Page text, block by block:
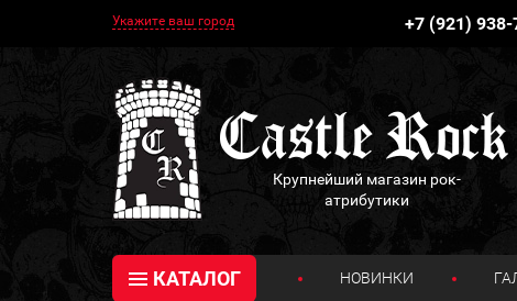
Укажите ваш город +7 (921) 938-
Крупнейший магазин рок-
атрибутики
КАТАЛОГ НОВИНКИ